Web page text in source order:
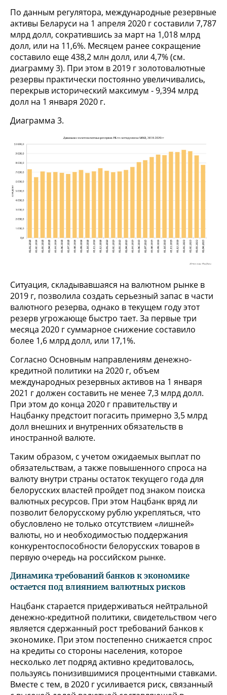
По данным регулятора, международные резервные
активы Беларуси на 1 апреля 2020 г составили 7,787
млрд долл, сократившись за март на 1,018 млрд
долл, или на 11,6%. Месяцем ранее сокращение
составило еще 438,2 млн долл, или 4,7% (см.
диаграмму 3). При этом в 2019 г золотовалютные
резервы практически постоянно увеличивались,
перекрыв исторический максимум - 9,394 млрд
долл на 1 января 2020 г.
Диаграмма 3.
Ситуация, складывавшаяся на валютном рынке в
2019 г, позволила создать серьезный запас в части
валютного резерва, однако в текущем году этот
резерв угрожающе быстро тает. За первые три
месяца 2020 г суммарное снижение составило
более 1,6 млрд долл, или 17,1%.
Согласно Основным направлениям денежно-
кредитной политики на 2020 г, объем
международных резервных активов на 1 января
2021 г должен составить не менее 7,3 млрд долл.
При этом до конца 2020 г правительству и
Нацбанку предстоит погасить примерно 3,5 млрд
долл внешних и внутренних обязательств в
иностранной валюте.
Таким образом, с учетом ожидаемых выплат по
обязательствам, а также повышенного спроса на
валюту внутри страны остаток текущего года для
белорусских властей пройдет под знаком поиска
валютных ресурсов. При этом Нацбанк вряд ли
позволит белорусскому рублю укрепляться, что
обусловлено не только отсутствием «лишней»
валюты, но и необходимостью поддержания
конкурентоспособности белорусских товаров в
первую очередь на российском рынке.
Динамика требований банков к экономике
остается под влиянием валютных рисков
Нацбанк старается придерживаться нейтральной
денежно-кредитной политики, свидетельством чего
является сдержанный рост требований банков к
экономике. При этом постепенно снижается спрос
на кредиты со стороны населения, которое
несколько лет подряд активно кредитовалось,
пользуясь понизившимися процентными ставками.
Вместе с тем, в 2020 г усиливается риск, связанный